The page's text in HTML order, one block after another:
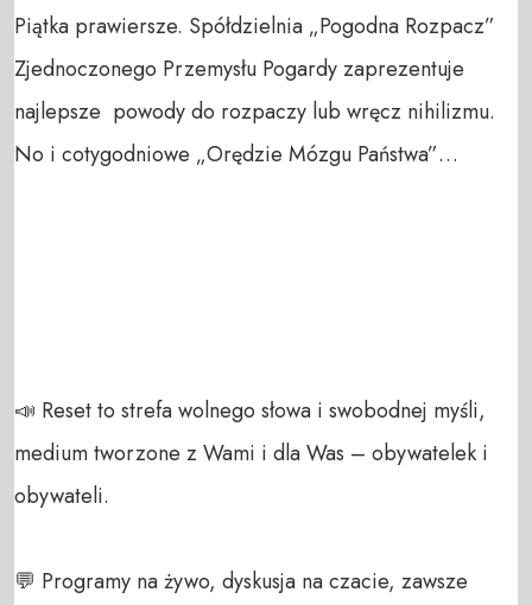
Piątka prawiersze. Spółdzielnia „Pogodna Rozpacz”
Zjednoczonego Przemysłu Pogardy zaprezentuje
najlepsze  powody do rozpaczy lub wręcz nihilizmu.
No i cotygodniowe „Orędzie Mózgu Państwa”…
📣 Reset to strefa wolnego słowa i swobodnej myśli,
medium tworzone z Wami i dla Was – obywatelek i
obywateli.
💬 Programy na żywo, dyskusja na czacie, zawsze